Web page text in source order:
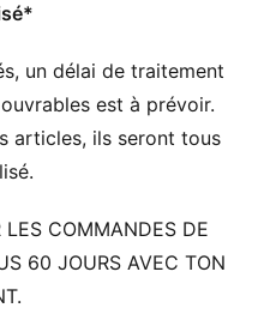
un délai de traitement
est à prévoir.
articles, ils seront tous
LES COMMANDES DE
60 JOURS AVEC TON